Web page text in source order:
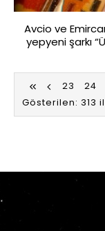
Avcio ve
yepyeni şarkı
23 24
Gösterilen: 313